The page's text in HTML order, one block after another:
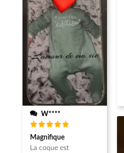
W****
Note5
sur 5
Magnifique
La coque est